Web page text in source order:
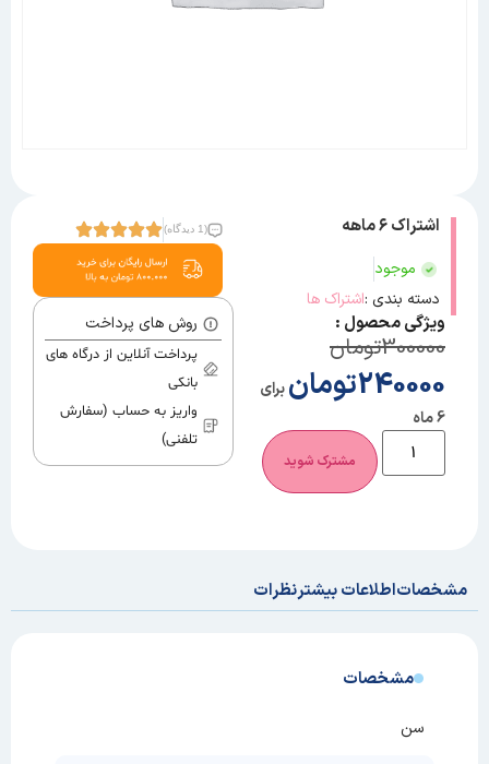
اشتراک ۶ ماهه
موجود
دسته بندی :اشتراک ها
ویژگی محصول :
300000تومان
240000تومانبرای
6 ماه
مشترک شوید
(1 دیدگاه)
روش های پرداخت
پرداخت آنلاین از درگاه های
بانکی
واریز به حساب (سفارش
تلفنی)
مشخصاتاطلاعات بیشترنظرات
مشخصات
سن